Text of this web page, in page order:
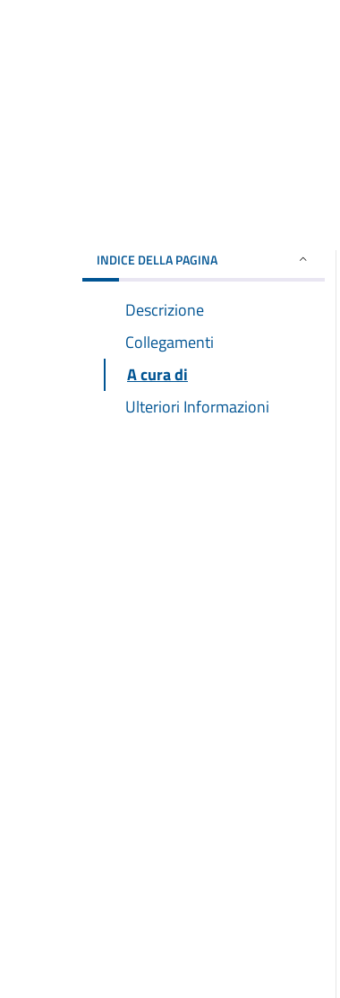
INDICE DELLA PAGINA
Descrizione
Collegamenti
A cura di
Ulteriori Informazioni